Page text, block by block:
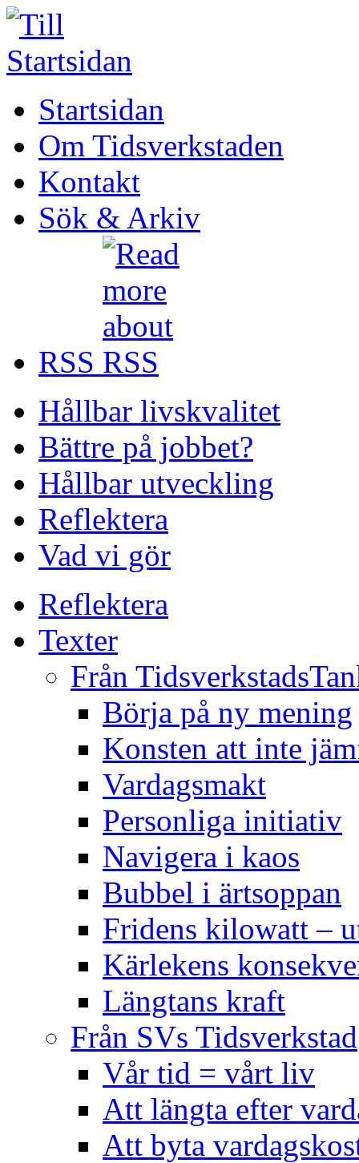
Startsidan
Om Tidsverkstaden
Kontakt
Sök & Arkiv
RSS
Hållbar livskvalitet
Bättre på jobbet?
Hållbar utveckling
Reflektera
Vad vi gör
Reflektera
Texter
Från
Börja på ny mening
Konsten att inte
Vardagsmakt
Personliga initiativ
Navigera i kaos
Bubbel i ärtsoppan
Fridens kilowatt –
Kärlekens
Längtans kraft
Från SVs Tidsverkstad
Vår tid = vårt liv
Att längta efter
Att byta